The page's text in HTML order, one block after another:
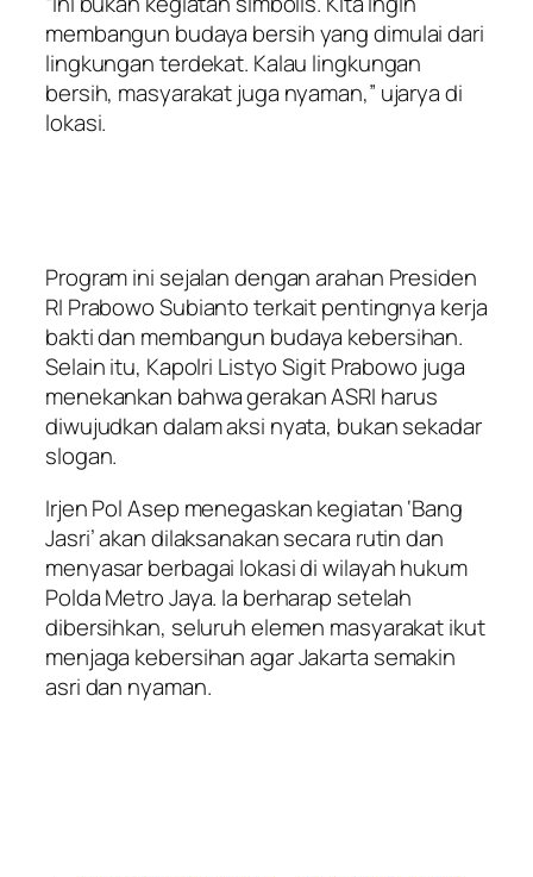
membangun budaya bersih yang dimulai dari
lingkungan terdekat. Kalau lingkungan
bersih, masyarakat juga nyaman,” ujarya di
lokasi.
Program ini sejalan dengan arahan Presiden
RI Prabowo Subianto terkait pentingnya kerja
bakti dan membangun budaya kebersihan.
Selain itu, Kapolri Listyo Sigit Prabowo juga
menekankan bahwa gerakan ASRI harus
diwujudkan dalam aksi nyata, bukan sekadar
slogan.
Irjen Pol Asep menegaskan kegiatan ‘Bang
Jasri’ akan dilaksanakan secara rutin dan
menyasar berbagai lokasi di wilayah hukum
Polda Metro Jaya. Ia berharap setelah
dibersihkan, seluruh elemen masyarakat ikut
menjaga kebersihan agar Jakarta semakin
asri dan nyaman.